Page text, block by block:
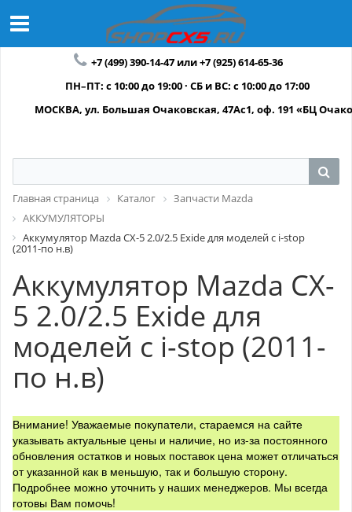
+7 (499) 390-14-47 или +7 (925) 614-65-36
ПН–ПТ: с 10:00 до 19:00 · СБ и ВС: с 10:00 до 17:00
МОСКВА, ул. Большая Очаковская, 47Ас1, оф. 191 «БЦ
Главная страница Каталог
Запчасти Mazda
АККУМУЛЯТОРЫ
Аккумулятор Mazda CX-5 2.0/2.5 Exide для моделей с i-stop
(2011-по н.в)
Аккумулятор Mazda CX-
5 2.0/2.5 Exide для
моделей с i-stop (2011-
по н.в)
Внимание! Уважаемые покупатели, стараемся на сайте
указывать актуальные цены и наличие, но из-за постоянного
обновления остатков и новых поставок цена может отличаться
от указанной как в меньшую, так и большую сторону.
Подробнее можно уточнить у наших менеджеров. Мы всегда
готовы Вам помочь!